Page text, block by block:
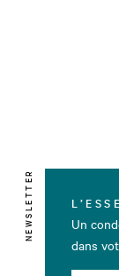
NEWSLETTER
Un
dans